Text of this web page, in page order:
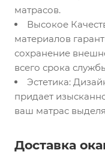
матрасов.
Высокое
материалов
сохранение
всего срока
Эстетика:
придает
ваш матрас
Доставка